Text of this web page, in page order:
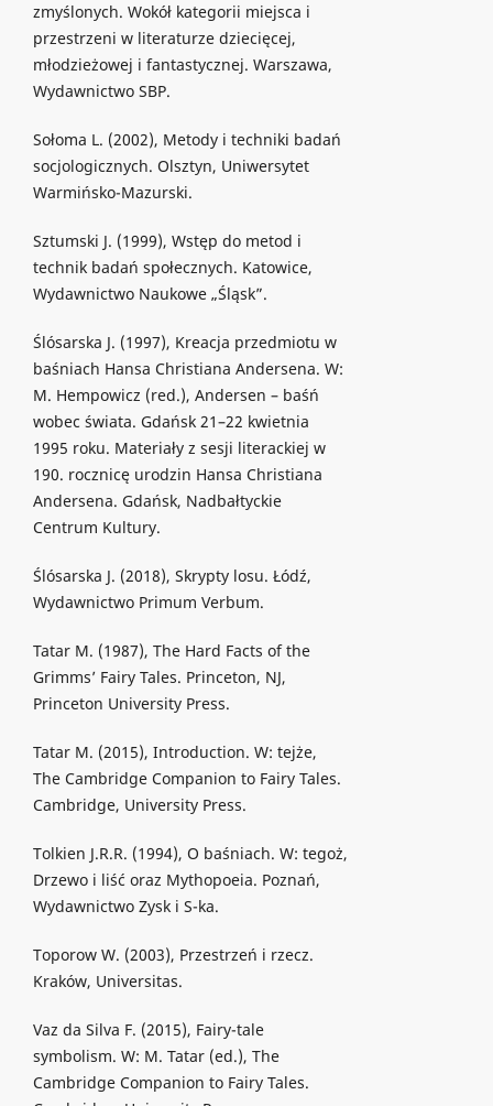
zmyślonych. Wokół kategorii miejsca i
przestrzeni w literaturze dziecięcej,
młodzieżowej i fantastycznej. Warszawa,
Wydawnictwo SBP.
Sołoma L. (2002), Metody i techniki badań
socjologicznych. Olsztyn, Uniwersytet
Warmińsko-Mazurski.
Sztumski J. (1999), Wstęp do metod i
technik badań społecznych. Katowice,
Wydawnictwo Naukowe „Śląsk”.
Ślósarska J. (1997), Kreacja przedmiotu w
baśniach Hansa Christiana Andersena. W:
M. Hempowicz (red.), Andersen – baśń
wobec świata. Gdańsk 21–22 kwietnia
1995 roku. Materiały z sesji literackiej w
190. rocznicę urodzin Hansa Christiana
Andersena. Gdańsk, Nadbałtyckie
Centrum Kultury.
Ślósarska J. (2018), Skrypty losu. Łódź,
Wydawnictwo Primum Verbum.
Tatar M. (1987), The Hard Facts of the
Grimms’ Fairy Tales. Princeton, NJ,
Princeton University Press.
Tatar M. (2015), Introduction. W: tejże,
The Cambridge Companion to Fairy Tales.
Cambridge, University Press.
Tolkien J.R.R. (1994), O baśniach. W: tegoż,
Drzewo i liść oraz Mythopoeia. Poznań,
Wydawnictwo Zysk i S-ka.
Toporow W. (2003), Przestrzeń i rzecz.
Kraków, Universitas.
Vaz da Silva F. (2015), Fairy-tale
symbolism. W: M. Tatar (ed.), The
Cambridge Companion to Fairy Tales.